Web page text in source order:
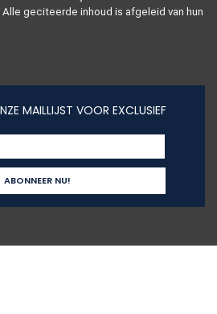
geciteerde inhoud is afgeleid van hun
MAILLIJST VOOR EXCLUSIEF